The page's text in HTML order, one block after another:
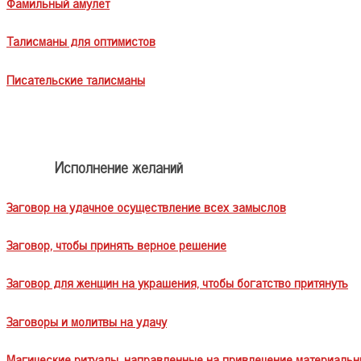
Талисманы для оптимистов
Писательские талисманы
Исполнение желаний
Заговор на удачное осуществление всех замыслов
Заговор, чтобы принять верное решение
Заговор для женщин на украшения, чтобы богатство притянуть
Заговоры и молитвы на удачу